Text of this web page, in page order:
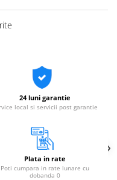
24 luni garantie
local si servicii post garantie
Plata in rate
Poti cumpara in rate lunare cu
dobanda 0